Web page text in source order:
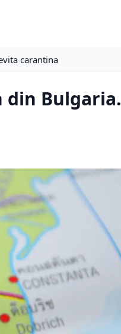
carantina
Bulgaria.